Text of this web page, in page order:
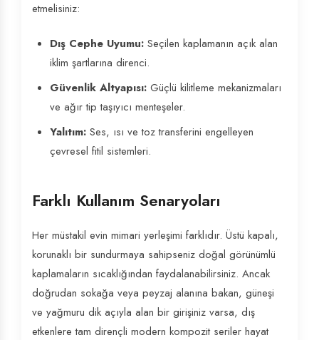
etmelisiniz:
Dış Cephe Uyumu: Seçilen kaplamanın açık alan
iklim şartlarına direnci.
Güvenlik Altyapısı: Güçlü kilitleme mekanizmaları
ve ağır tip taşıyıcı menteşeler.
Yalıtım: Ses, ısı ve toz transferini engelleyen
çevresel fitil sistemleri.
Farklı Kullanım Senaryoları
Her müstakil evin mimari yerleşimi farklıdır. Üstü kapalı,
korunaklı bir sundurmaya sahipseniz doğal görünümlü
kaplamaların sıcaklığından faydalanabilirsiniz. Ancak
doğrudan sokağa veya peyzaj alanına bakan, güneşi
ve yağmuru dik açıyla alan bir girişiniz varsa, dış
etkenlere tam dirençli modern kompozit seriler hayat